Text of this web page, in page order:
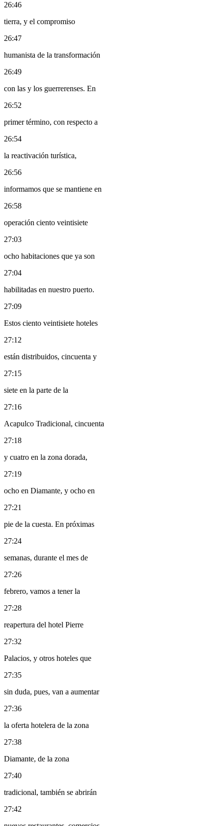
26:46
tierra, y el compromiso
26:47
humanista de la transformación
26:49
con las y los guerrerenses. En
26:52
primer término, con respecto a
26:54
la reactivación turística,
26:56
informamos que se mantiene en
26:58
operación ciento veintisiete
27:03
ocho habitaciones que ya son
27:04
habilitadas en nuestro puerto.
27:09
Estos ciento veintisiete hoteles
27:12
están distribuidos, cincuenta y
27:15
siete en la parte de la
27:16
Acapulco Tradicional, cincuenta
27:18
y cuatro en la zona dorada,
27:19
ocho en Diamante, y ocho en
27:21
pie de la cuesta. En próximas
27:24
semanas, durante el mes de
27:26
febrero, vamos a tener la
27:28
reapertura del hotel Pierre
27:32
Palacios, y otros hoteles que
27:35
sin duda, pues, van a aumentar
27:36
la oferta hotelera de la zona
27:38
Diamante, de la zona
27:40
tradicional, también se abrirán
27:42